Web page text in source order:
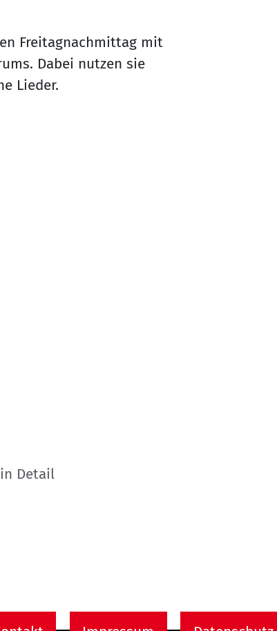
Freitagnachmittag mit
Dabei nutzen sie
Lieder.
Detail